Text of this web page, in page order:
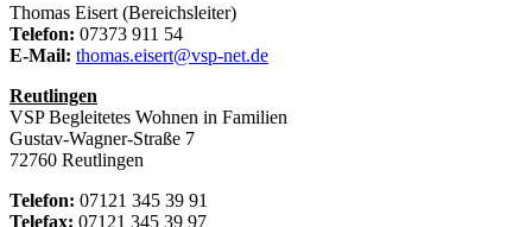
Thomas Eisert (Bereichsleiter)
Telefon: 07373 911 54
E-Mail: thomas.eisert@vsp-net.de
Reutlingen
VSP Begleitetes Wohnen in Familien
Gustav-Wagner-Straße 7
72760 Reutlingen
Telefon: 07121 345 39 91
Telefax: 07121 345 39 97